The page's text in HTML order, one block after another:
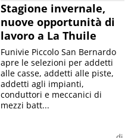
Stagione invernale,
nuove opportunità di
lavoro a La Thuile
Funivie Piccolo San Bernardo
apre le selezioni per addetti
alle casse, addetti alle piste,
addetti agli impianti,
conduttori e meccanici di
mezzi batt...